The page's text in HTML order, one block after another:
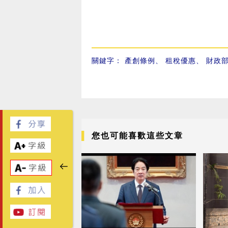
關鍵字： 產創條例 、 租稅優惠、 財政
您也可能喜歡這些文章